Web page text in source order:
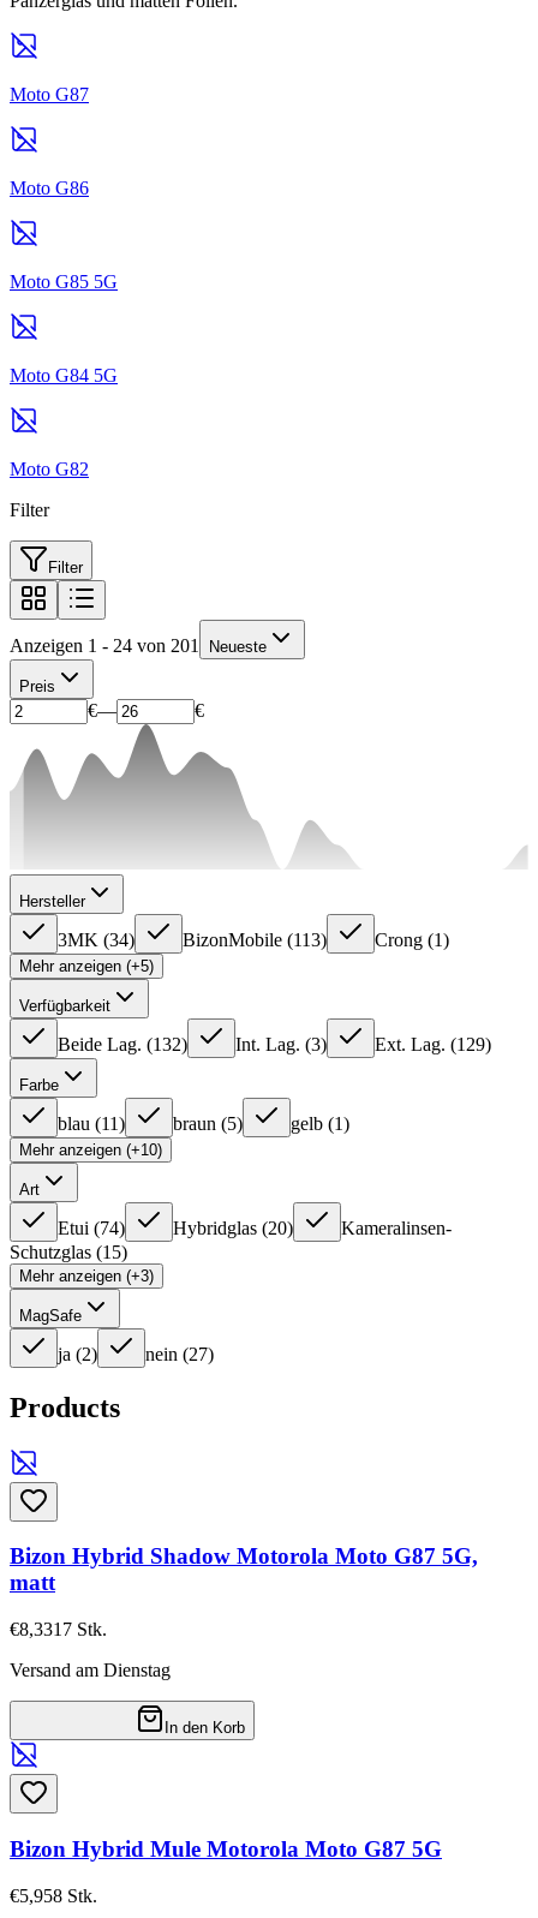
Moto G87
Moto G86
Moto G85 5G
Moto G84 5G
Moto G82
Filter
Filter
Anzeigen 1 - 24 von 201 Neueste
Preis
€— €
Hersteller
3MK (34) BizonMobile (113) Crong (1)
Mehr anzeigen (+5)
Verfügbarkeit
Beide Lag. (132) Int. Lag. (3) Ext. Lag. (129)
Farbe
blau (11) braun (5) gelb (1)
Mehr anzeigen (+10)
Art
Etui (74) Hybridglas (20)
Kameralinsen-
Schutzglas (15)
Mehr anzeigen (+3)
MagSafe
ja (2) nein (27)
Products
Bizon Hybrid Shadow Motorola Moto G87 5G,
matt
€8,3317 Stk.
Versand am Dienstag
In den Korb
Bizon Hybrid Mule Motorola Moto G87 5G
€5,958 Stk.